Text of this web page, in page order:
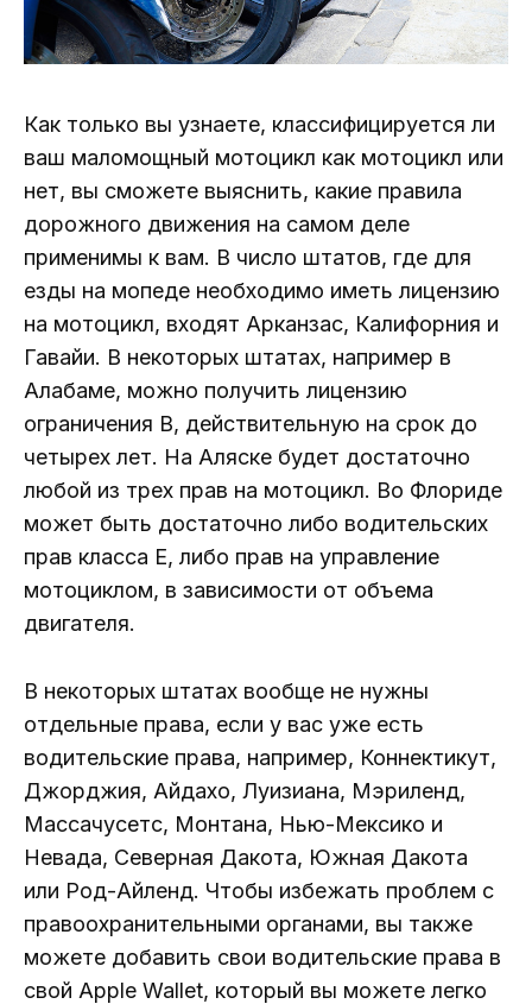
Как только вы узнаете, классифицируется ли
ваш маломощный мотоцикл как мотоцикл или
нет, вы сможете выяснить, какие правила
дорожного движения на самом деле
применимы к вам. В число штатов, где для
езды на мопеде необходимо иметь лицензию
на мотоцикл, входят Арканзас, Калифорния и
Гавайи. В некоторых штатах, например в
Алабаме, можно получить лицензию
ограничения B, действительную на срок до
четырех лет. На Аляске будет достаточно
любой из трех прав на мотоцикл. Во Флориде
может быть достаточно либо водительских
прав класса E, либо прав на управление
мотоциклом, в зависимости от объема
двигателя.
В некоторых штатах вообще не нужны
отдельные права, если у вас уже есть
водительские права, например, Коннектикут,
Джорджия, Айдахо, Луизиана, Мэриленд,
Массачусетс, Монтана, Нью-Мексико и
Невада, Северная Дакота, Южная Дакота
или Род-Айленд. Чтобы избежать проблем с
правоохранительными органами, вы также
можете добавить свои водительские права в
свой Apple Wallet, который вы можете легко